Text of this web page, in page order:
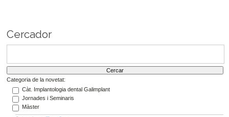
Cercador
Categoria de la novetat:
Càt. Implantologia dental Galimplant
Jornades i Seminaris
Màster